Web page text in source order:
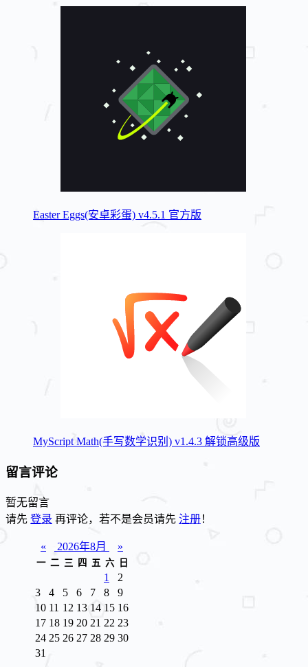
Easter Eggs(安卓彩蛋) v4.5.1 官方版
MyScript Math(手写数学识别) v1.4.3 解锁高级版
留言评论
暂无留言
请先 登录 再评论，若不是会员请先 注册！
« 2026年8月 »
一 二 三 四 五 六 日
1
2
3
4 5 6 7 8
9
10 11 12 13 14 15 16
17 18 19 20 21 22 23
24 25 26 27 28 29 30
31